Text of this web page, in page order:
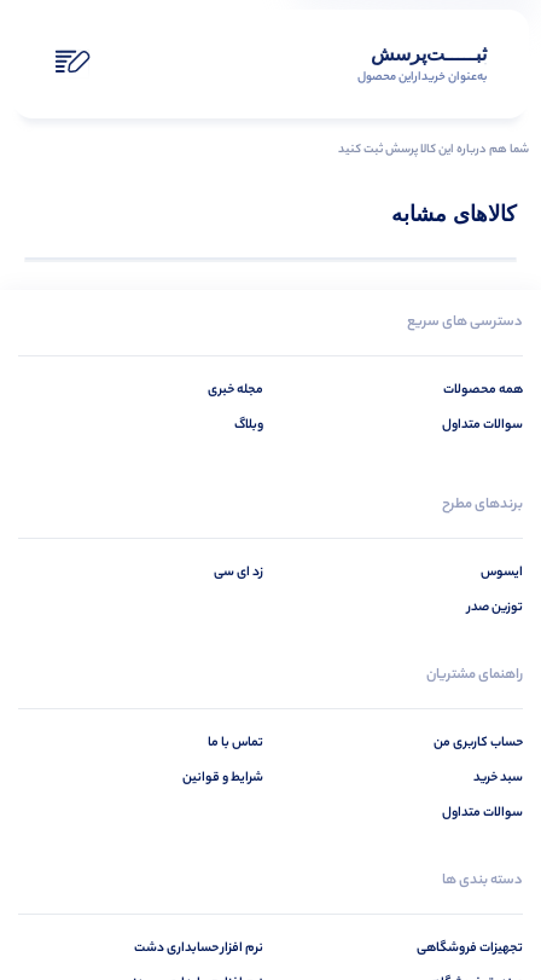
ثبـــــت‌پرسش
به‌عنوان ‌خریدار‌این‌ محصول
شما هم درباره این کالا پرسش ثبت کنید
کالاهای مشابه
دسترسی های سریع
همه محصولات
سوالات متداول
مجله خبری
وبلاگ
برندهای مطرح
ایسوس
توزین صدر
زد ای سی
راهنمای مشتریان
حساب کاربری من
سبد خرید
سوالات متداول
تماس با ما
شرایط و قوانین
دسته بندی ها
تجهیزات فروشگاهی
نرم افزار حسابداری دشت